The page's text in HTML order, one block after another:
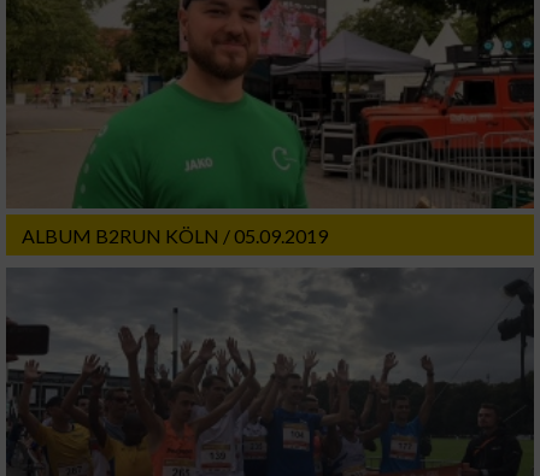
ALBUM B2RUN KÖLN / 05.09.2019